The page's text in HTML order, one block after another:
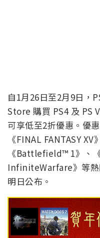
自1月26日至2月9日，
Store 購買 PS4 及 PS
可享低至2折優惠。優
《FINAL FANTASY XV
《Battlefield™ 1》、
InfiniteWarfare》等熱
明日公布。